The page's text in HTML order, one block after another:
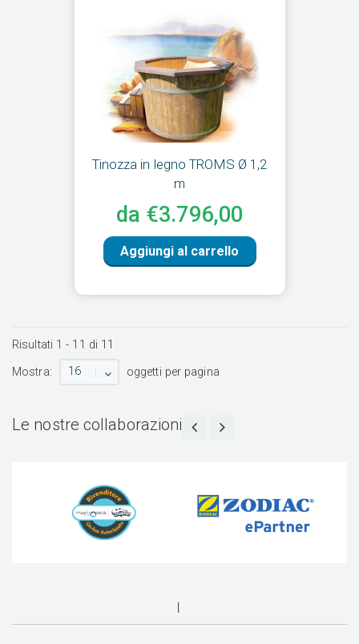
Tinozza in legno TROMS Ø 1,2
m
da €3.796,00
Aggiungi al carrello
Risultati 1 - 11 di 11
Mostra:
16 oggetti per pagina
Le nostre collaborazioni